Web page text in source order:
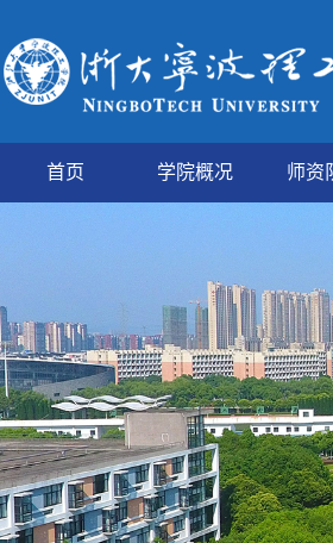
首页 学院概况 师资